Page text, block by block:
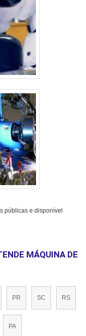
públicas e disponível
MÁQUINA DE
PR SC RS
PA